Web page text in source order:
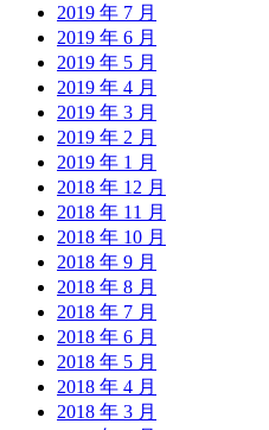
2019 年 7 月
2019 年 6 月
2019 年 5 月
2019 年 4 月
2019 年 3 月
2019 年 2 月
2019 年 1 月
2018 年 12 月
2018 年 11 月
2018 年 10 月
2018 年 9 月
2018 年 8 月
2018 年 7 月
2018 年 6 月
2018 年 5 月
2018 年 4 月
2018 年 3 月